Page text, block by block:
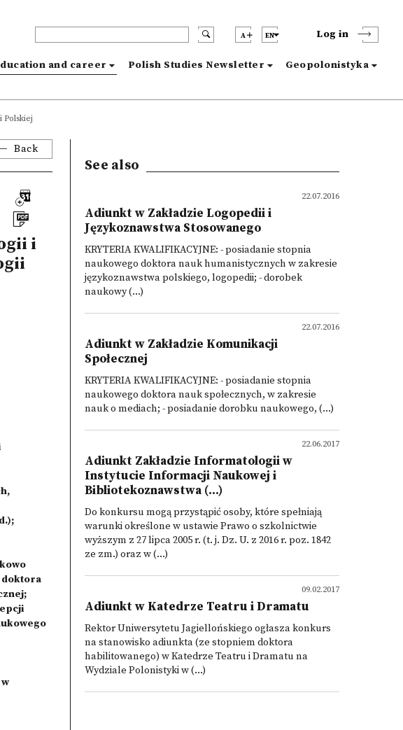
A EN Log in
and career Polish Studies Newsletter Geopolonistyka
Polskiej
Back
i
doktora
See also
22.07.2016
Adiunkt w Zakładzie Logopedii i
Językoznawstwa Stosowanego
KRYTERIA KWALIFIKACYJNE: - posiadanie stopnia
naukowego doktora nauk humanistycznych w zakresie
językoznawstwa polskiego, logopedii; - dorobek
naukowy (...)
22.07.2016
Adiunkt w Zakładzie Komunikacji
Społecznej
KRYTERIA KWALIFIKACYJNE: - posiadanie stopnia
naukowego doktora nauk społecznych, w zakresie
nauk o mediach; - posiadanie dorobku naukowego, (...)
22.06.2017
Adiunkt Zakładzie Informatologii w
Instytucie Informacji Naukowej i
Bibliotekoznawstwa (...)
Do konkursu mogą przystąpić osoby, które spełniają
warunki określone w ustawie Prawo o szkolnictwie
wyższym z 27 lipca 2005 r. (t. j. Dz. U. z 2016 r. poz. 1842
ze zm.) oraz w (...)
09.02.2017
Adiunkt w Katedrze Teatru i Dramatu
Rektor Uniwersytetu Jagiellońskiego ogłasza konkurs
na stanowisko adiunkta (ze stopniem doktora
habilitowanego) w Katedrze Teatru i Dramatu na
Wydziale Polonistyki w (...)